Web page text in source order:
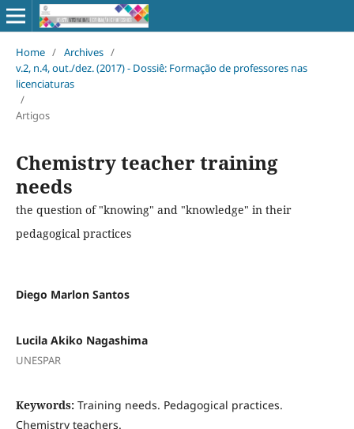
Home / Archives /
v.2, n.4, out./dez. (2017) - Dossiê: Formação de professores nas
licenciaturas
/
Artigos
Chemistry teacher training
needs
the question of "knowing" and "knowledge" in their
pedagogical practices
Diego Marlon Santos
Lucila Akiko Nagashima
UNESPAR
Keywords: Training needs. Pedagogical practices.
Chemistry teachers.